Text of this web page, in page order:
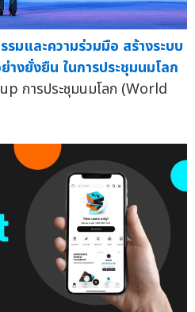
มและความร่วมมือ สร้างระบบ
งยั่งยืน ในการประชุมนมโลก
การประชุมนมโลก (World